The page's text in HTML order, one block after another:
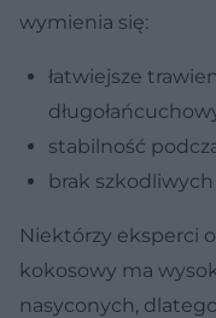
wymienia się:
łatwiejsze
stabilność
brak szkodliwych
Niektórzy eksperci
kokosowy ma
nasyconych,